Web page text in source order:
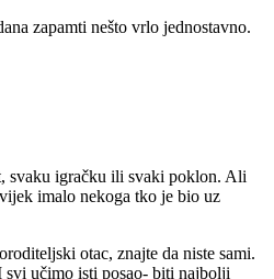
zapamti nešto vrlo jednostavno.
svaku igračku ili svaki poklon. Ali
imalo nekoga tko je bio uz
otac, znajte da niste sami.
svi učimo isti posao- biti najbolji